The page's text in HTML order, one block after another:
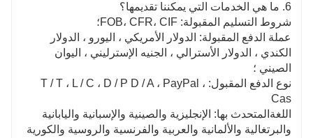
6. ما هي الخدمات التي يمكننا تقديمها؟
شروط التسليم المقبولة: FOB، CFR، CIF؛
عملة الدفع المقبولة: الدولار الأمريكي ، اليورو ، الدولار
الكندي ، الدولار الأسترالي ، الجنيه الإسترليني ، اليوان
الصيني ؛
نوع الدفع المقبول: T / T ، L / C ، D / P D / A ، PayPal ،
Cas
اللغةالمتحدث بها: الإنجليزية والصينية والإسبانية واليابانية
والبرتغالية والألمانية والعربية والفرنسية والروسية والكورية